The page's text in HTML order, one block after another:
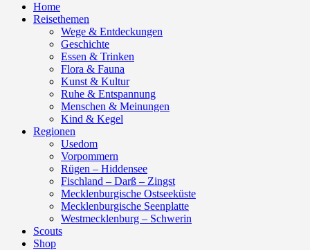
Home
Reisethemen
Wege & Entdeckungen
Geschichte
Essen & Trinken
Flora & Fauna
Kunst & Kultur
Ruhe & Entspannung
Menschen & Meinungen
Kind & Kegel
Regionen
Usedom
Vorpommern
Rügen – Hiddensee
Fischland – Darß – Zingst
Mecklenburgische Ostseeküste
Mecklenburgische Seenplatte
Westmecklenburg – Schwerin
Scouts
Shop